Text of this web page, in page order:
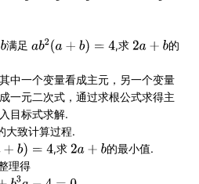
满足 ,求
的
一个变量看成主元，另一个变量
一元二次式，通过求根公式求得主
目标式求解.
致计算过程.
,求
的最小值.
理得